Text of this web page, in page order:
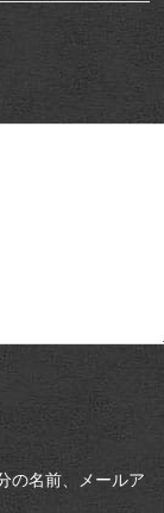
の名前、メールア